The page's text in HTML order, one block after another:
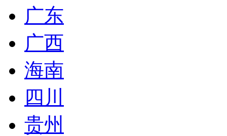
广东
广西
海南
四川
贵州